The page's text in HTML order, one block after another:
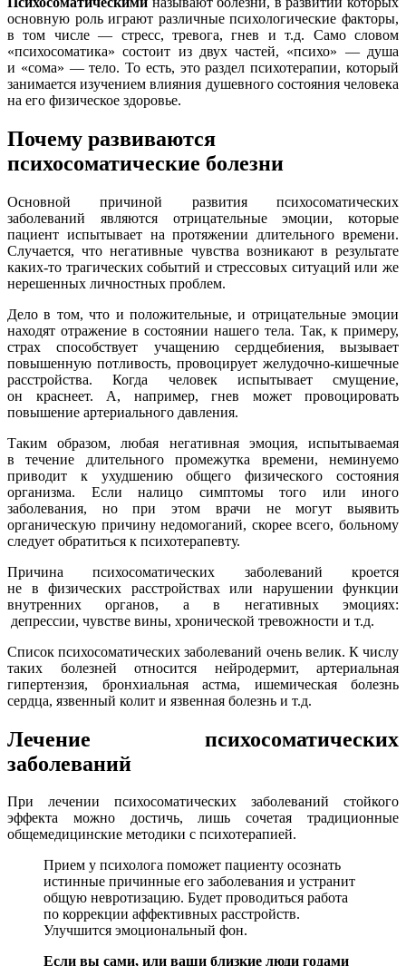
основную роль играют различные психологические факторы,
в том числе — стресс, тревога, гнев и т.д. Само словом
«психосоматика» состоит из двух частей, «психо» — душа
и «сома» — тело. То есть, это раздел психотерапии, который
занимается изучением влияния душевного состояния человека
на его физическое здоровье.
Почему развиваются
психосоматические болезни
Основной причиной развития психосоматических
заболеваний являются отрицательные эмоции, которые
пациент испытывает на протяжении длительного времени.
Случается, что негативные чувства возникают в результате
каких-то трагических событий и стрессовых ситуаций или же
нерешенных личностных проблем.
Дело в том, что и положительные, и отрицательные эмоции
находят отражение в состоянии нашего тела. Так, к примеру,
страх способствует учащению сердцебиения, вызывает
повышенную потливость, провоцирует желудочно-кишечные
расстройства. Когда человек испытывает смущение,
он краснеет. А, например, гнев может провоцировать
повышение артериального давления.
Таким образом, любая негативная эмоция, испытываемая
в течение длительного промежутка времени, неминуемо
приводит к ухудшению общего физического состояния
организма. Если налицо симптомы того или иного
заболевания, но при этом врачи не могут выявить
органическую причину недомоганий, скорее всего, больному
следует обратиться к психотерапевту.
Причина психосоматических заболеваний кроется
не в физических расстройствах или нарушении функции
внутренних органов, а в негативных эмоциях:
депрессии, чувстве вины, хронической тревожности и т.д.
Список психосоматических заболеваний очень велик. К числу
таких болезней относится нейродермит, артериальная
гипертензия, бронхиальная астма, ишемическая болезнь
сердца, язвенный колит и язвенная болезнь и т.д.
Лечение психосоматических
заболеваний
При лечении психосоматических заболеваний стойкого
эффекта можно достичь, лишь сочетая традиционные
общемедицинские методики с психотерапией.
Прием у психолога поможет пациенту осознать
истинные причинные его заболевания и устранит
общую невротизацию. Будет проводиться работа
по коррекции аффективных расстройств.
Улучшится эмоциональный фон.
Если вы сами, или ваши близкие люди годами